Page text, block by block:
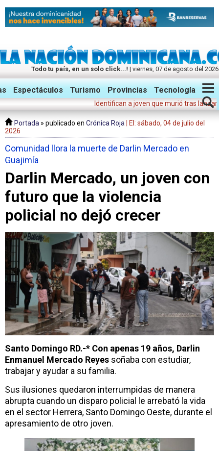
Todo tu país, en un solo click...! | viernes, 07 de agosto del 2026
Twitter Facebook Instagram
Espectáculos Turismo Provincias Tecnología
Identifican a joven que murió tras lanzarse del
Portada » publicado en Crónica Roja
| El: sábado, 04 de julio del
2026
Comunidad llora la muerte de Darlin Mercado en
Guajimía
Darlin Mercado, un joven con
futuro que la violencia
policial no dejó crecer
Santo Domingo RD.-* Con apenas 19 años, Darlin
Enmanuel Mercado Reyes soñaba con estudiar,
trabajar y ayudar a su familia.
Sus ilusiones quedaron interrumpidas de manera
abrupta cuando un disparo policial le arrebató la vida
en el sector Herrera, Santo Domingo Oeste, durante el
apresamiento de otro joven.